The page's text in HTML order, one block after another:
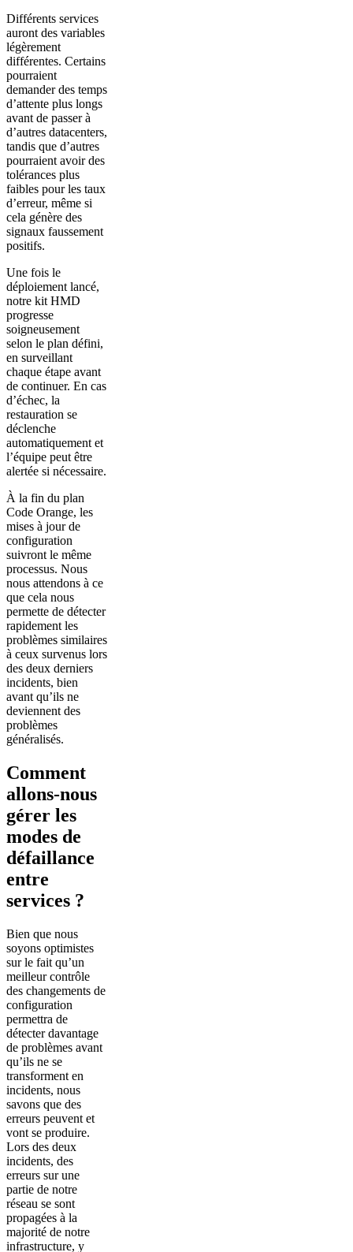
Différents services
auront des variables
légèrement
différentes. Certains
pourraient
demander des temps
d’attente plus longs
avant de passer à
d’autres datacenters,
tandis que d’autres
pourraient avoir des
tolérances plus
faibles pour les taux
d’erreur, même si
cela génère des
signaux faussement
positifs.
Une fois le
déploiement lancé,
notre kit HMD
progresse
soigneusement
selon le plan défini,
en surveillant
chaque étape avant
de continuer. En cas
d’échec, la
restauration se
déclenche
automatiquement et
l’équipe peut être
alertée si nécessaire.
À la fin du plan
Code Orange, les
mises à jour de
configuration
suivront le même
processus. Nous
nous attendons à ce
que cela nous
permette de détecter
rapidement les
problèmes similaires
à ceux survenus lors
des deux derniers
incidents, bien
avant qu’ils ne
deviennent des
problèmes
généralisés.
Comment
allons-nous
gérer les
modes de
défaillance
entre
services ?
Bien que nous
soyons optimistes
sur le fait qu’un
meilleur contrôle
des changements de
configuration
permettra de
détecter davantage
de problèmes avant
qu’ils ne se
transforment en
incidents, nous
savons que des
erreurs peuvent et
vont se produire.
Lors des deux
incidents, des
erreurs sur une
partie de notre
réseau se sont
propagées à la
majorité de notre
infrastructure, y